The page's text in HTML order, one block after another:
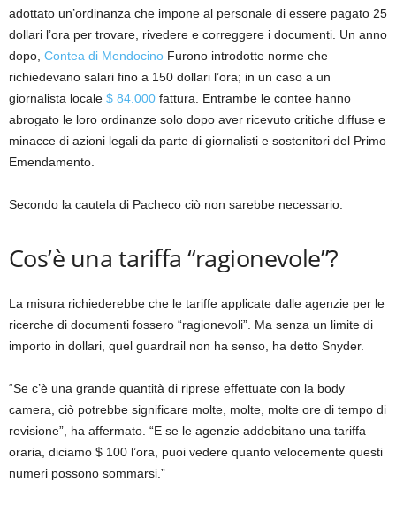
adottato un’ordinanza che impone al personale di essere pagato 25
dollari l’ora per trovare, rivedere e correggere i documenti. Un anno
dopo, Contea di Mendocino Furono introdotte norme che
richiedevano salari fino a 150 dollari l’ora; in un caso a un
giornalista locale $ 84.000 fattura. Entrambe le contee hanno
abrogato le loro ordinanze solo dopo aver ricevuto critiche diffuse e
minacce di azioni legali da parte di giornalisti e sostenitori del Primo
Emendamento.
Secondo la cautela di Pacheco ciò non sarebbe necessario.
Cos’è una tariffa “ragionevole”?
La misura richiederebbe che le tariffe applicate dalle agenzie per le
ricerche di documenti fossero “ragionevoli”. Ma senza un limite di
importo in dollari, quel guardrail non ha senso, ha detto Snyder.
“Se c’è una grande quantità di riprese effettuate con la body
camera, ciò potrebbe significare molte, molte, molte ore di tempo di
revisione”, ha affermato. “E se le agenzie addebitano una tariffa
oraria, diciamo $ 100 l’ora, puoi vedere quanto velocemente questi
numeri possono sommarsi.”